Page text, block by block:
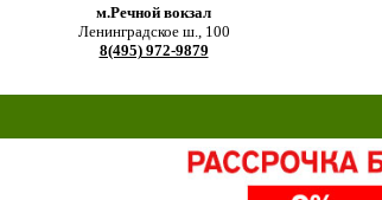
м.Речной вокзал
Ленинградское ш., 100
8(495) 972-9879